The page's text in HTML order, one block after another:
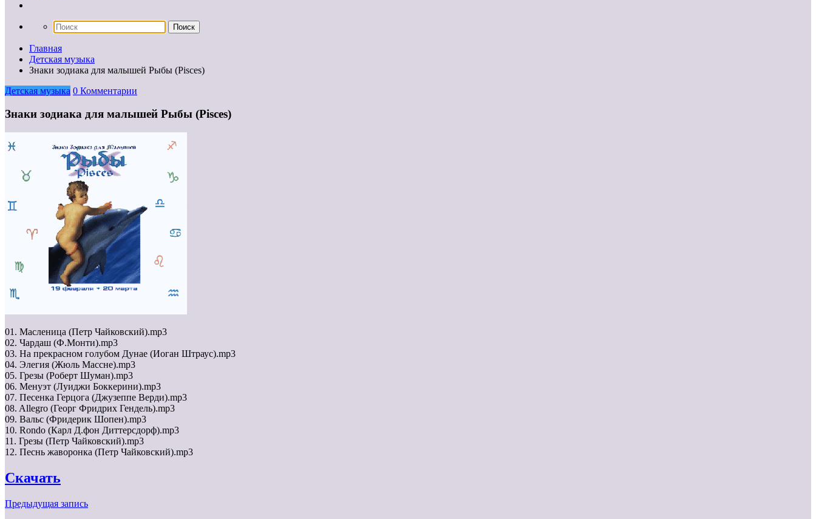
Главная
Детская музыка
Знаки зодиака для малышей Рыбы (Pisces)
Детская музыка 0 Комментарии
Знаки зодиака для малышей Рыбы (Pisces)
01. Масленица (Петр Чайковский).mp3
02. Чардаш (Ф.Монти).mp3
03. На прекрасном голубом Дунае (Иоган Штраус).mp3
04. Элегия (Жюль Массне).mp3
05. Грезы (Роберт Шуман).mp3
06. Менуэт (Луиджи Боккерини).mp3
07. Песенка Герцога (Джузеппе Верди).mp3
08. Allegro (Георг Фридрих Гендель).mp3
09. Вальс (Фридерик Шопен).mp3
10. Rondo (Карл Д.фон Диттерсдорф).mp3
11. Грезы (Петр Чайковский).mp3
12. Песнь жаворонка (Петр Чайковский).mp3
Скачать
Предыдущая запись